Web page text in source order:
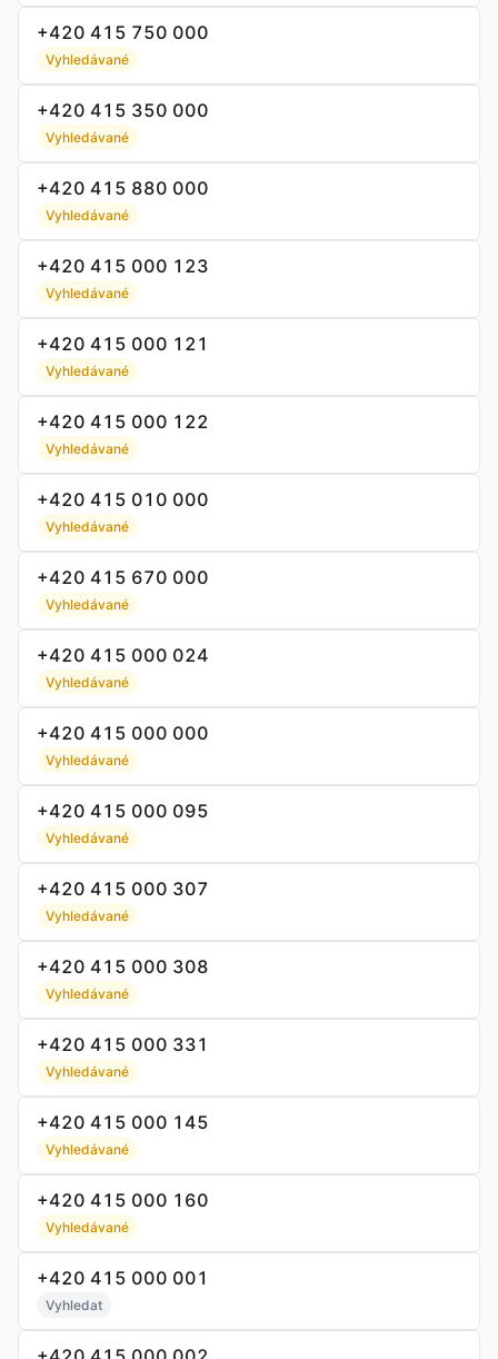
+420 415 750 000
Vyhledávané
+420 415 350 000
Vyhledávané
+420 415 880 000
Vyhledávané
+420 415 000 123
Vyhledávané
+420 415 000 121
Vyhledávané
+420 415 000 122
Vyhledávané
+420 415 010 000
Vyhledávané
+420 415 670 000
Vyhledávané
+420 415 000 024
Vyhledávané
+420 415 000 000
Vyhledávané
+420 415 000 095
Vyhledávané
+420 415 000 307
Vyhledávané
+420 415 000 308
Vyhledávané
+420 415 000 331
Vyhledávané
+420 415 000 145
Vyhledávané
+420 415 000 160
Vyhledávané
+420 415 000 001
Vyhledat